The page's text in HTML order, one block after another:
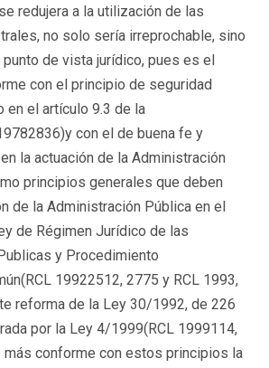
redujera a la utilización de las
no solo sería irreprochable, sino
de vista jurídico, pues es el
con el principio de seguridad
en el artículo 9.3 de la
)y con el de buena fe y
la actuación de la Administración
principios generales que deben
de la Administración Pública en el
de Régimen Jurídico de las
y Procedimiento
RCL 19922512, 2775 y RCL 1993,
reforma de la Ley 30/1992, de 226
por la Ley 4/1999(RCL 1999114,
más conforme con estos principios la